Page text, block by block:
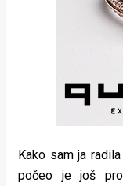
Kako sam ja
počeo je još